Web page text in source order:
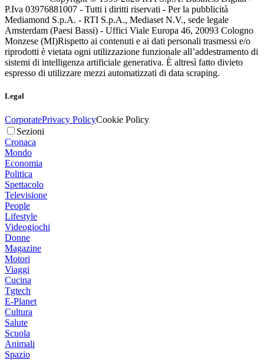
P.Iva 03976881007 - Tutti i diritti riservati - Per la pubblicità
Mediamond S.p.A. - RTI S.p.A., Mediaset N.V., sede legale
Amsterdam (Paesi Bassi) - Uffici Viale Europa 46, 20093 Cologno
Monzese (MI)Rispetto ai contenuti e ai dati personali trasmessi e/o
riprodotti è vietata ogni utilizzazione funzionale all’addestramento di
sistemi di intelligenza artificiale generativa. È altresì fatto divieto
espresso di utilizzare mezzi automatizzati di data scraping.
Legal
CorporatePrivacy PolicyCookie Policy
Sezioni
Cronaca
Mondo
Economia
Politica
Spettacolo
Televisione
People
Lifestyle
Videogiochi
Donne
Magazine
Motori
Viaggi
Cucina
Tgtech
E-Planet
Cultura
Salute
Scuola
Animali
Spazio